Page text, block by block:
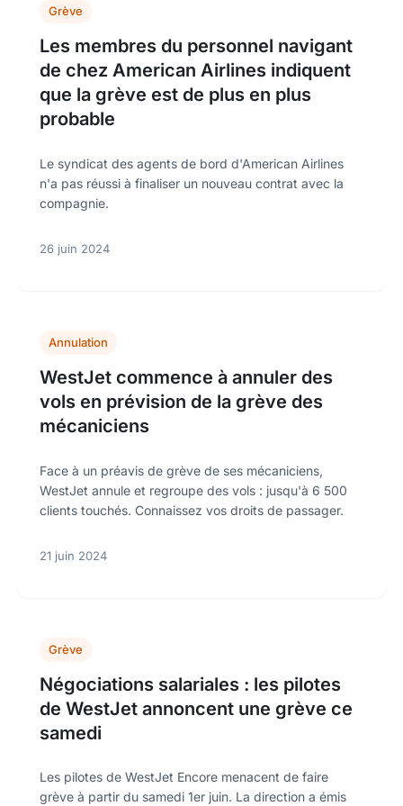
Grève
Les membres du personnel navigant
de chez American Airlines indiquent
que la grève est de plus en plus
probable
Le syndicat des agents de bord d'American Airlines
n'a pas réussi à finaliser un nouveau contrat avec la
compagnie.
26 juin 2024
Annulation
WestJet commence à annuler des
vols en prévision de la grève des
mécaniciens
Face à un préavis de grève de ses mécaniciens,
WestJet annule et regroupe des vols : jusqu'à 6 500
clients touchés. Connaissez vos droits de passager.
21 juin 2024
Grève
Négociations salariales : les pilotes
de WestJet annoncent une grève ce
samedi
Les pilotes de WestJet Encore menacent de faire
grève à partir du samedi 1er juin. La direction a émis